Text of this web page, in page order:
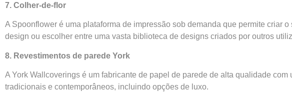
7. Colher-de-flor
A Spoonflower é uma plataforma de impressão sob demanda que permite criar
design ou escolher entre uma vasta biblioteca de designs criados por outros
8. Revestimentos de parede York
A York Wallcoverings é um fabricante de papel de parede de alta qualidade
tradicionais e contemporâneos, incluindo opções de luxo.